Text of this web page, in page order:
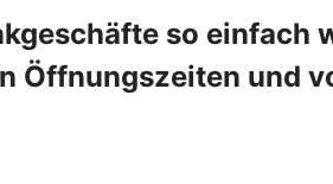
so
Öffnungszeiten und